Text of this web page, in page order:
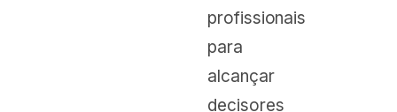
profissionais
para
alcançar
decisores